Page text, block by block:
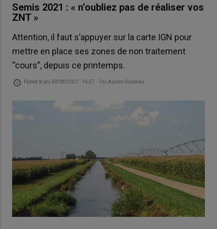
Semis 2021 : « n’oubliez pas de réaliser vos
ZNT »
Attention, il faut s’appuyer sur la carte IGN pour
mettre en place ses zones de non traitement
“cours”, depuis ce printemps.
Publié le jeu 30/09/2021 - 16:37 - Par Aurore Goubeau